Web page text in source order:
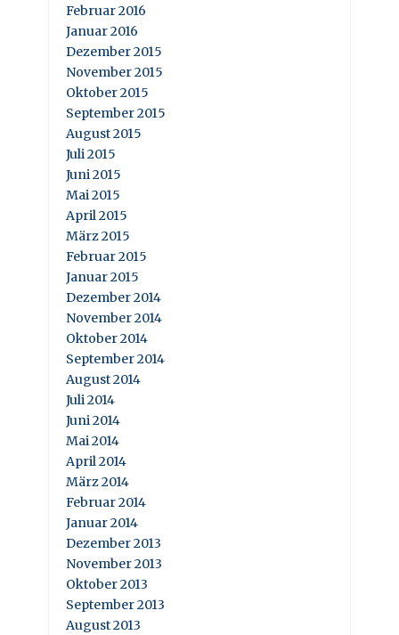
Februar 2016
Januar 2016
Dezember 2015
November 2015
Oktober 2015
September 2015
August 2015
Juli 2015
Juni 2015
Mai 2015
April 2015
März 2015
Februar 2015
Januar 2015
Dezember 2014
November 2014
Oktober 2014
September 2014
August 2014
Juli 2014
Juni 2014
Mai 2014
April 2014
März 2014
Februar 2014
Januar 2014
Dezember 2013
November 2013
Oktober 2013
September 2013
August 2013